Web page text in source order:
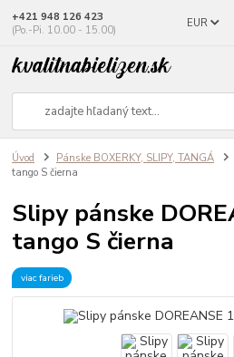
EUR
+421 948 126 423
(Po.-Pi. 10.00 - 15.00)
Úvod Pánske BOXERKY, SLIPY, TANGÁ
tango S čierna
Slipy pánske
tango S čierna
viac farieb